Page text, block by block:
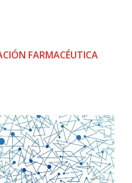
FARMACÉUTICA